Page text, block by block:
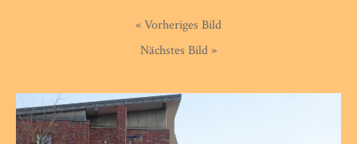
« Vorheriges Bild
Nächstes Bild »